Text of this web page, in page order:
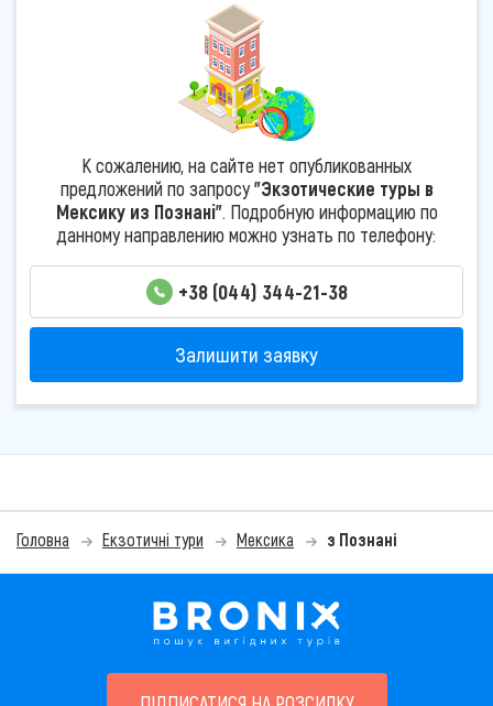
К сожалению, на сайте нет опубликованных
предложений по запросу"Экзотические туры в
Мексику из Познані". Подробную информацию по
данному направлению можно узнать по телефону:
+38 (044) 344-21-38
Залишити заявку
Головна Екзотичні тури Мексика з Познані